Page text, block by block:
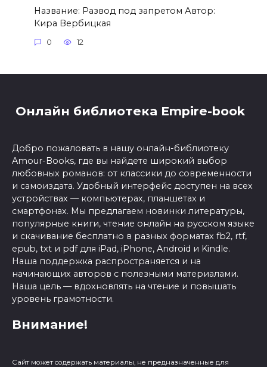
Название: Развод под запретом Автор:
Кира Вербицкая
0 12
Онлайн библиотека Empire-book
Добро пожаловать в нашу онлайн-библиотеку
Amour-Books, где вы найдете широкий выбор
любовных романов: от классики до современности
и самоиздата. Удобный интерфейс доступен на всех
устройствах — компьютерах, планшетах и
смартфонах. Мы предлагаем новинки литературы,
популярные книги, чтение онлайн на русском языке
и скачивание бесплатно в разных форматах fb2, rtf,
epub, txt и pdf для iPad, iPhone, Android и Kindle.
Наша поддержка распространяется и на
начинающих авторов с полезными материалами.
Наша цель — вдохновлять на чтение и повышать
уровень грамотности.
Внимание!
Сайт может содержать материалы, не предназначенные для